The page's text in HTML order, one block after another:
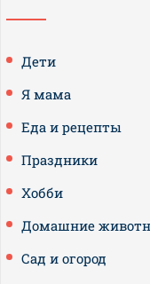
Дети
Я мама
Еда и рецепты
Праздники
Хобби
Домашние
Сад и огород